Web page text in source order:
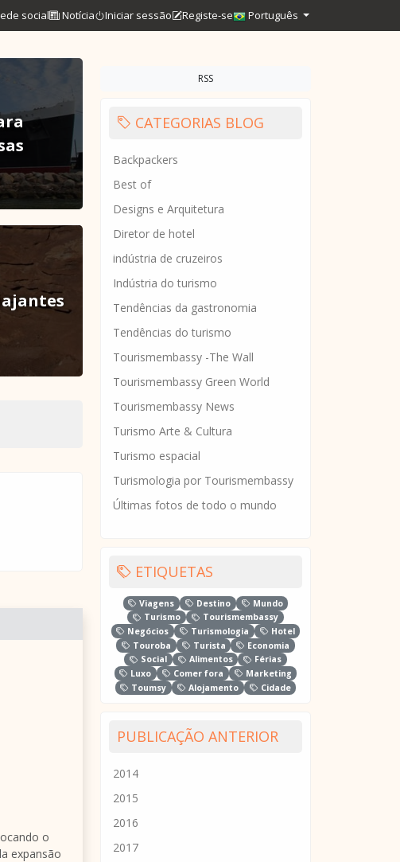
social Notícia Iniciar sessão Registe-se Português
o
expansão
RSS
CATEGORIAS BLOG
Backpackers
Best of
Designs e Arquitetura
Diretor de hotel
indústria de cruzeiros
Indústria do turismo
Tendências da gastronomia
Tendências do turismo
Tourismembassy -The Wall
Tourismembassy Green World
Tourismembassy News
Turismo Arte & Cultura
Turismo espacial
Turismologia por Tourismembassy
Últimas fotos de todo o mundo
ETIQUETAS
Viagens Destino
Mundo
Turismo
Tourismembassy
Negócios
Turismologia
Hotel
Touroba
Turista
Economia
Social
Alimentos
Férias
Luxo
Comer fora
Marketing
Toumsy
Alojamento Cidade
PUBLICAÇÃO ANTERIOR
2014
2015
2016
2017